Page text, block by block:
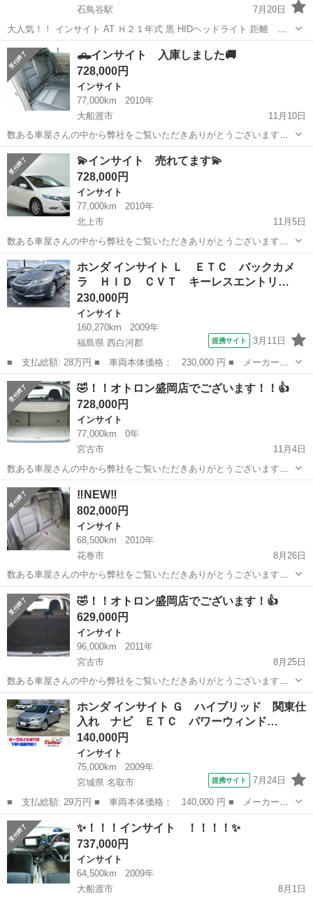
石鳥谷駅
7月20日
大人気！！ インサイト AT Ｈ２１年式 黒 HIDヘッドライト 距離 ２
３２０００キロ 現状販売 ２３００００円 即決価格 ３２００００円
リサイクル料金別途１１４６０円頂...
岩手 紫波郡 石鳥谷駅 インサイト ヘッドライト
🛻インサイト 入庫しました🚚
728,000円
インサイト
77,000km
2010年
大船渡市
11月10日
数ある車屋さんの中から弊社をご覧いただきありがとうございます！
オトロン盛岡店と申します✨ 東北3店舗目、オトロン最北端のお店とし
て、2024年4月1日にオープンしました❤️‍🔥 全国で店舗展開をしている
大規...
岩手 大船渡市 インサイト 東北
💫インサイト 売れてます💫
728,000円
インサイト
77,000km
2010年
北上市
11月5日
数ある車屋さんの中から弊社をご覧いただきありがとうございます！
オトロン盛岡店と申します✨ 東北3店舗目、オトロン最北端のお店とし
て、2024年4月1日にオープンしました❤️‍🔥 全国で店舗展開をしている
大規...
岩手 北上市 インサイト 東北
ホンダ インサイト Ｌ ＥＴＣ バックカメ
ラ ＨＩＤ ＣＶＴ キーレスエントリ…
230,000円
インサイト
160,270km
2009年
福島県 西白河郡
提携サイト 3月11日
■ 支払総額: 28万円 ■ 車両本体価格： 230,000 円 ■ メーカー
名： ホンダ ■ 車種名： インサイト ■ グレード名： Ｌ ＥＴ
Ｃ バックカメラ ＨＩＤ ＣＶＴ キーレスエントリー アイドリ
ングストップ 電...
福島 西白河郡 インサイト
🤣！！オトロン盛岡店でございます！！👍
728,000円
インサイト
77,000km
0年
宮古市
11月4日
数ある車屋さんの中から弊社をご覧いただきありがとうございます！
オトロン盛岡店と申します✨ 東北3店舗目、オトロン最北端のお店とし
て、2024年4月1日にオープンしました❤️‍🔥 全国で店舗展開をしている
大規...
岩手 宮古市
‼️NEW‼️
802,000円
インサイト
68,500km
2010年
花巻市
8月26日
数ある車屋さんの中から弊社をご覧いただきありがとうございます！
オトロン盛岡店と申します✨ 東北3店舗目、オトロン最北端のお店とし
て、2024年4月1日にオープンしました❤️‍🔥 春が過ぎ、夏が待ち遠し
い...
岩手 花巻市 インサイト 車両
🤣！！オトロン盛岡店でございます！👍
629,000円
インサイト
96,000km
2011年
宮古市
8月25日
数ある車屋さんの中から弊社をご覧いただきありがとうございます！
オトロン盛岡店と申します✨ 東北3店舗目、オトロン最北端のお店とし
て、2024年4月1日にオープンしました❤️‍🔥 春が過ぎ、夏が待ち遠し
い...
岩手 宮古市 インサイト 車両
ホンダ インサイト Ｇ ハイブリッド 関東仕
入れ ナビ ＥＴＣ パワーウィンド…
140,000円
インサイト
75,000km
2009年
宮城県 名取市
提携サイト 7月24日
■ 支払総額: 29万円 ■ 車両本体価格： 140,000 円 ■ メーカー
名： ホンダ ■ 車種名： インサイト ■ グレード名： Ｇ ハイ
ブリッド 関東仕入れ ナビ ＥＴＣ パワーウィンドウ 電動格納
ミラー タイミン...
宮城 インサイト
✨！！！インサイト ！！！！✨
737,000円
インサイト
64,500km
2009年
大船渡市
8月1日